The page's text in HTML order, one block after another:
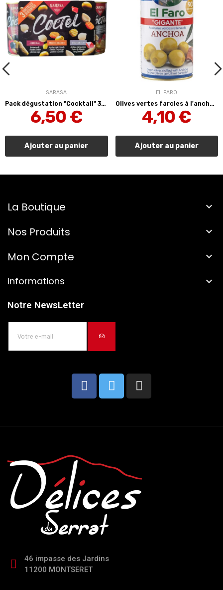
SARASA
Pack dégustation "Cocktail" 3x300g Sarasa
6,50 €
Ajouter au panier
EL FARO
Olives vertes farcies à l'anchois GIGANTE 350 g...
4,10 €
Ajouter au panier
La Boutique 
Nos Produits 
Mon Compte 
Informations 
Notre NewsLetter
46 impasse des Jardins
11200 MONTSERET